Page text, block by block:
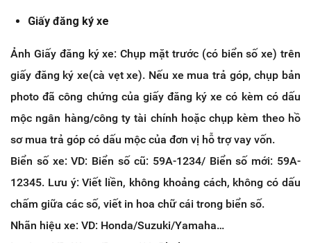
Giấy đăng ký xe
Ảnh Giấy đăng ký xe: Chụp mặt trước (có biển số xe) trên
giấy đăng ký xe(cà vẹt xe). Nếu xe mua trả góp, chụp bản
photo đã công chứng của giấy đăng ký xe có kèm có dấu
mộc ngân hàng/công ty tài chính hoặc chụp kèm theo hồ
sơ mua trả góp có dấu mộc của đơn vị hỗ trợ vay vốn.
Biển số xe: VD: Biển số cũ: 59A-1234/ Biển số mới: 59A-
12345. Lưu ý: Viết liền, không khoảng cách, không có dấu
chấm giữa các số, viết in hoa chữ cái trong biển số.
Nhãn hiệu xe: VD: Honda/Suzuki/Yamaha…